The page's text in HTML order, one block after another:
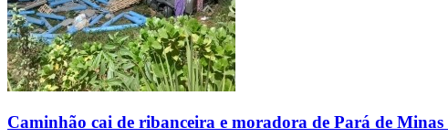
Caminhão cai de ribanceira e moradora de Pará de